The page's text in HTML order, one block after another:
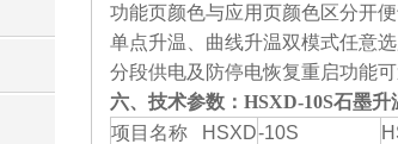
功能页颜色与应用页颜色区分开便
单点升温、曲线升温双模式任意选
分段供电及防停电恢复重启功能
六、技术参数： HSXD-10S石墨
项目名称 HSXD-10S